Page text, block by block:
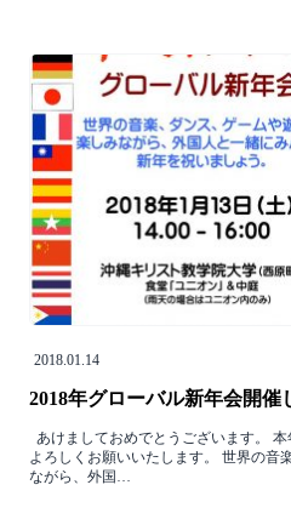
2018.01.14
2018年グローバル新年会開催
あけましておめでとうございます。
よろしくお願いいたします。 世界の音
ながら、外国…